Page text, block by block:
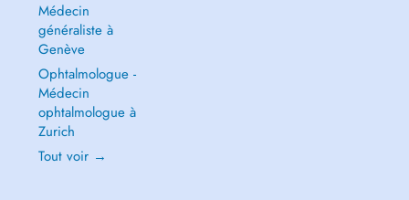
Médecin
généraliste à
Genève
Ophtalmologue -
Médecin
ophtalmologue à
Zurich
Tout voir →